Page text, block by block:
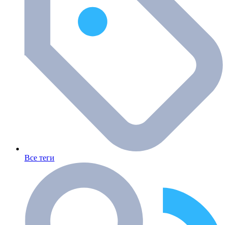
Все теги